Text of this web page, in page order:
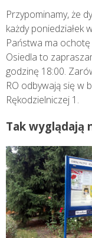
Przypominamy, że
każdy poniedziałek
Państwa ma
Osiedla to
godzinę 18:00.
RO odbywają się w
Rękodzielniczej 1.
Tak wyglądają